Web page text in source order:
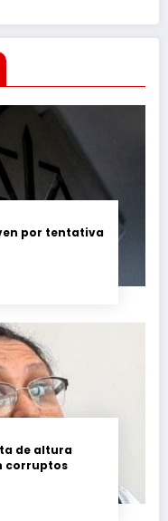
por tentativa
de altura
corruptos